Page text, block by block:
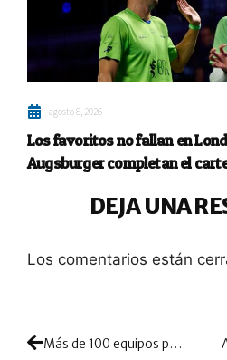
agosto 8, 2026
Los favoritos no fallan en
Augsburger completan el
DEJA UNA
Los comentarios están
Más de 100 equipos pelearán por alzar el título en Cataluña en cinco categorías diferentes